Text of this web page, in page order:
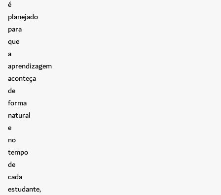
é
planejado
para
que
a
aprendizagem
aconteça
de
forma
natural
e
no
tempo
de
cada
estudante,